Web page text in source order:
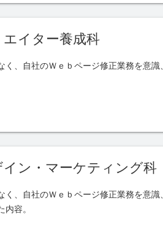
エイター養成科
く、自社のＷｅｂページ修正業務を意
イン・マーケティング科
く、自社のＷｅｂページ修正業務を意
容。